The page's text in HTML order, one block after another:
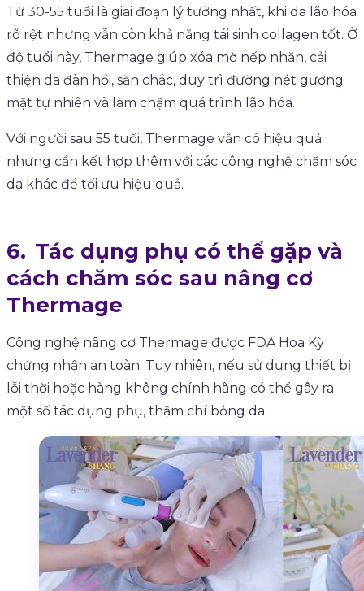
Từ 30-55 tuổi là giai đoạn lý tưởng nhất, khi da lão hóa
rõ rệt nhưng vẫn còn khả năng tái sinh collagen tốt. Ở
độ tuổi này, Thermage giúp xóa mờ nếp nhăn, cải
thiện da đàn hồi, săn chắc, duy trì đường nét gương
mặt tự nhiên và làm chậm quá trình lão hóa.
Với người sau 55 tuổi, Thermage vẫn có hiệu quả
nhưng cần kết hợp thêm với các công nghệ chăm sóc
da khác để tối ưu hiệu quả.
Tác dụng phụ có thể gặp và
cách chăm sóc sau nâng cơ
Thermage
Công nghệ nâng cơ Thermage được FDA Hoa Kỳ
chứng nhận an toàn. Tuy nhiên, nếu sử dụng thiết bị
lỗi thời hoặc hàng không chính hãng có thể gây ra
một số tác dụng phụ, thậm chí bỏng da.